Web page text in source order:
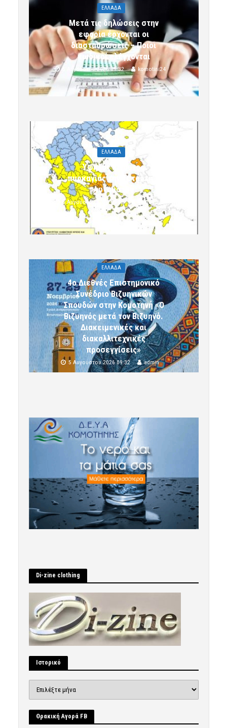
ΕΛΛΑΔΑ
Μετά τις δηλώσεις στην
εφορία έρχονται οι
διασταυρώσεις – Ποιοι
κωδικοί ελέγχονται
5 Αυγούστου 2026 09:32 komotini24
ΕΛΛΑΔΑ
Υψηλός κίνδυνος
πυρκαγιάς την Τετάρτη 5
Αυγούστου
5 Αυγούστου 2026 09:32 komotini24
ΕΛΛΑΔΑ
4ο Διεθνές Επιστημονικό
Συνέδριο Βιζυηνικών
Σπουδών στην Κομοτηνή «Ο
Βιζυηνός μετά τον Βιζυηνό.
Διακειμενικές και
διακαλλιτεχνικές
προσεγγίσεις»
5 Αυγούστου 2026 09:32 admin
Di-zine clothing
Ιστορικό
Θρακική Αγορά FB